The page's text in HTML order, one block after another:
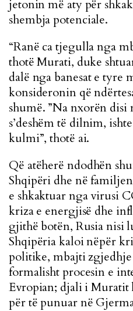
jetonin më aty për
shembja potenciale.
“Ranë ca tjegulla nga
thotë Murati, duke
dalë nga banesat e tyre
konsideronin që
shumë. ”Na nxorën disi
s’deshëm të dilnim,
kulmi”, thotë ai.
Që atëherë ndodhën
Shqipëri dhe në
e shkaktuar nga virusi
kriza e energjisë dhe
gjithë botën, Rusia nisi
Shqipëria kaloi nëpër
politike, mbajti
formalisht procesin e
Evropian; djali i Muratit
për të punuar në